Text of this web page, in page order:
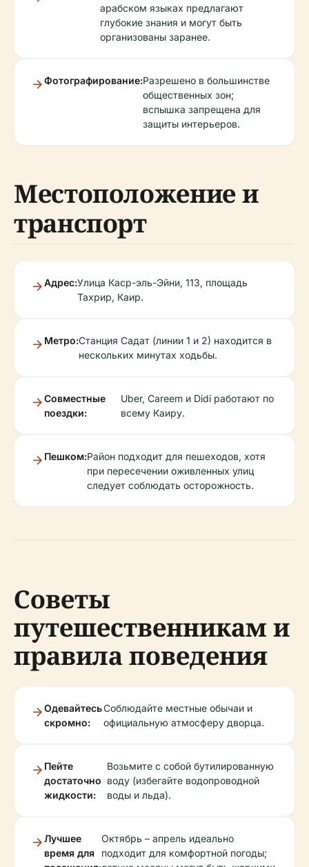
арабском языках предлагают
глубокие знания и могут быть
организованы заранее.
Фотографирование:Разрешено в большинстве
общественных зон;
вспышка запрещена для
защиты интерьеров.
Местоположение и
транспорт
Адрес:Улица Каср-эль-Эйни, 113, площадь
Тахрир, Каир.
Метро:Станция Садат (линии 1 и 2) находится в
нескольких минутах ходьбы.
Совместные
поездки:
Uber, Careem и Didi работают по
всему Каиру.
Пешком:Район подходит для пешеходов, хотя
при пересечении оживленных улиц
следует соблюдать осторожность.
Советы
путешественникам и
правила поведения
Одевайтесь
скромно:
Соблюдайте местные обычаи и
официальную атмосферу дворца.
Пейте
достаточно
жидкости:
Возьмите с собой бутилированную
воду (избегайте водопроводной
воды и льда).
Лучшее
время для
Октябрь – апрель идеально
подходит для комфортной погоды;